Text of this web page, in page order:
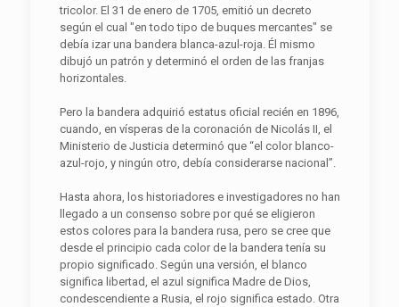
tricolor. El 31 de enero de 1705, emitió un decreto
según el cual "en todo tipo de buques mercantes" se
debía izar una bandera blanca-azul-roja. Él mismo
dibujó un patrón y determinó el orden de las franjas
horizontales.
Pero la bandera adquirió estatus oficial recién en 1896,
cuando, en vísperas de la coronación de Nicolás II, el
Ministerio de Justicia determinó que “el color blanco-
azul-rojo, y ningún otro, debía considerarse nacional”.
Hasta ahora, los historiadores e investigadores no han
llegado a un consenso sobre por qué se eligieron
estos colores para la bandera rusa, pero se cree que
desde el principio cada color de la bandera tenía su
propio significado. Según una versión, el blanco
significa libertad, el azul significa Madre de Dios,
condescendiente a Rusia, el rojo significa estado. Otra